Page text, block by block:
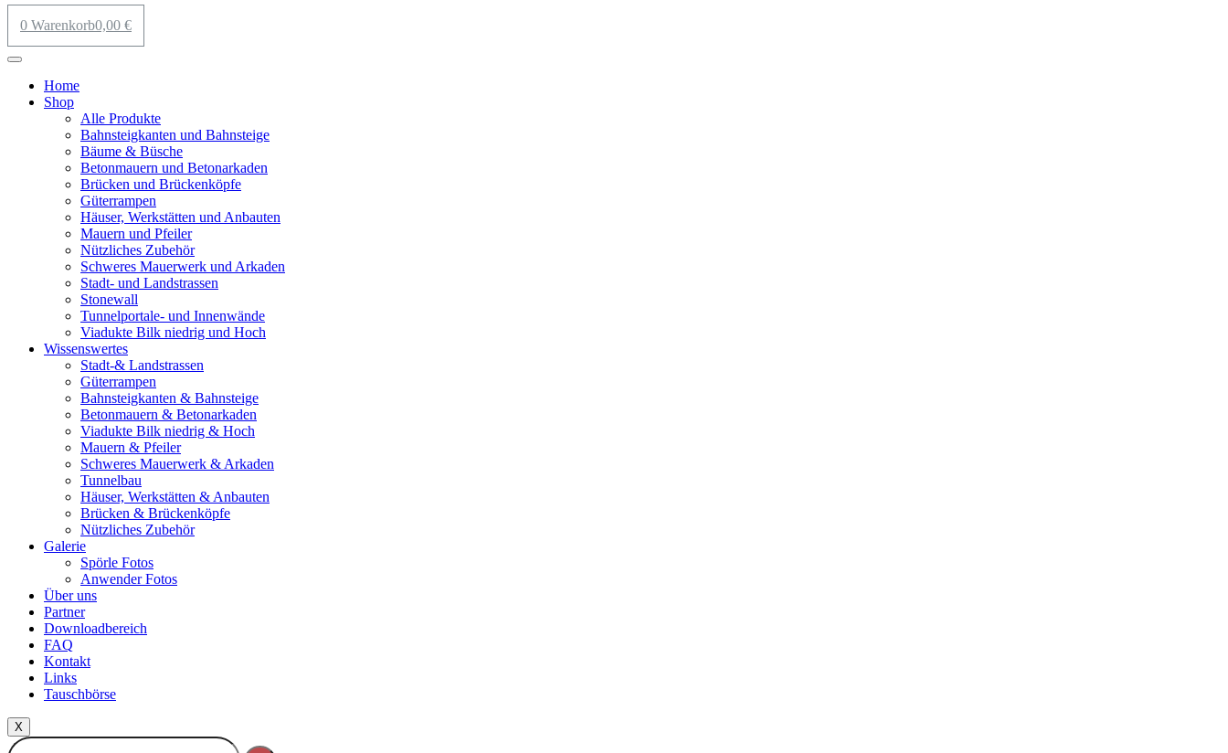
0,00 €
0 Warenkorb
Home
Shop
Alle Produkte
Bahnsteigkanten und Bahnsteige
Bäume & Büsche
Betonmauern und Betonarkaden
Brücken und Brückenköpfe
Güterrampen
Häuser, Werkstätten und Anbauten
Mauern und Pfeiler
Nützliches Zubehör
Schweres Mauerwerk und Arkaden
Stadt- und Landstrassen
Stonewall
Tunnelportale- und Innenwände
Viadukte Bilk niedrig und Hoch
Wissenswertes
Stadt-& Landstrassen
Güterrampen
Bahnsteigkanten & Bahnsteige
Betonmauern & Betonarkaden
Viadukte Bilk niedrig & Hoch
Mauern & Pfeiler
Schweres Mauerwerk & Arkaden
Tunnelbau
Häuser, Werkstätten & Anbauten
Brücken & Brückenköpfe
Nützliches Zubehör
Galerie
Spörle Fotos
Anwender Fotos
Über uns
Partner
Downloadbereich
FAQ
Kontakt
Links
Tauschbörse
X